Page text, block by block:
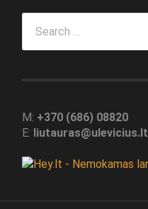
for:
M: +370 (686) 08820
E: liutauras@ulevicius.lt